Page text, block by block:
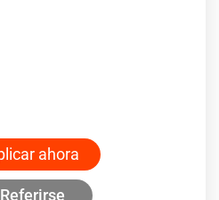
ahora
Referirse